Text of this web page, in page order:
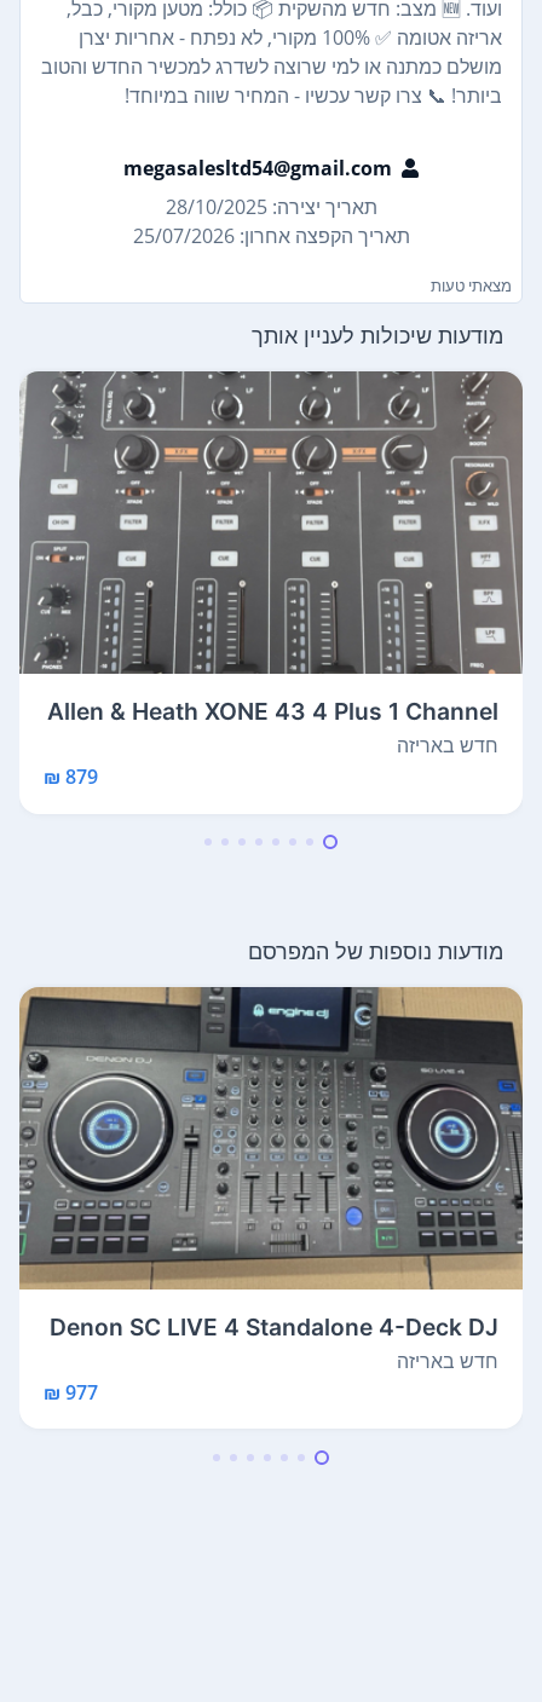
ועוד. 🆕 מצב: חדש מהשקית 📦 כולל: מטען מקורי, כבל,
אריזה אטומה ✅ 100% מקורי, לא נפתח - אחריות יצרן
מושלם כמתנה או למי שרוצה לשדרג למכשיר החדש והטוב
ביותר! 📞 צרו קשר עכשיו - המחיר שווה במיוחד!
megasalesltd54@gmail.com
תאריך יצירה: 28/10/2025
תאריך הקפצה אחרון: 25/07/2026
מצאתי טעות
מודעות שיכולות לעניין אותך
Allen & Heath XONE 43 4 Plus 1 Channel
D...
חדש באריזה
879 ₪
מודעות נוספות של המפרסם
Denon SC LIVE 4 Standalone 4-Deck DJ
Sys...
חדש באריזה
977 ₪